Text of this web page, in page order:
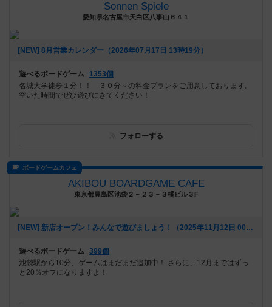
Sonnen Spiele
愛知県名古屋市天白区八事山６４１
[NEW] 8月営業カレンダー（2026年07月17日 13時19分）
遊べるボードゲーム
1353個
名城大学徒歩１分！！ ３０分～の料金プランをご用意しております。
空いた時間でぜひ遊びにきてください！
フォローする
ボードゲームカフェ
AKIBOU BOARDGAME CAFE
東京都豊島区池袋２－２３－３橘ビル３F
[NEW] 新店オープン！みんなで遊びましょう！（2025年11月12日 00時22分）
遊べるボードゲーム 399個
池袋駅から10分、ゲームはまだまだ追加中！ さらに、12月まではずっ
と20％オフになりますよ！